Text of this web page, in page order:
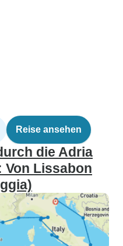
Reise ansehen
die Adria
Von Lissabon